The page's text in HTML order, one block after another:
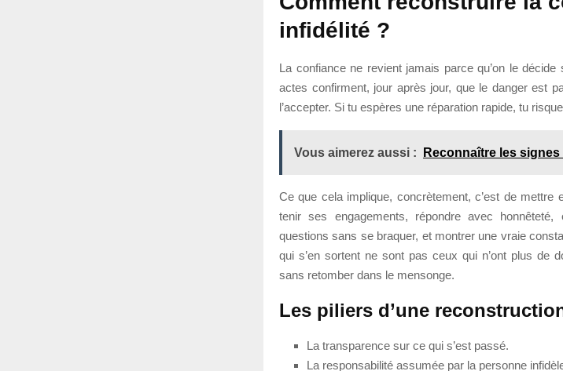
infidélité ?
La confiance ne revient jamais parce qu’on le
actes confirment, jour après jour, que le danger est
l’accepter. Si tu espères une réparation rapide, tu
Vous aimerez aussi : Reconnaître les
Ce que cela implique, concrètement, c’est de
tenir ses engagements, répondre avec
questions sans se braquer, et montrer une vraie
qui s’en sortent ne sont pas ceux qui n’ont plus de
sans retomber dans le mensonge.
Les piliers d’une
La transparence sur ce qui s’est passé.
La responsabilité assumée par la personne